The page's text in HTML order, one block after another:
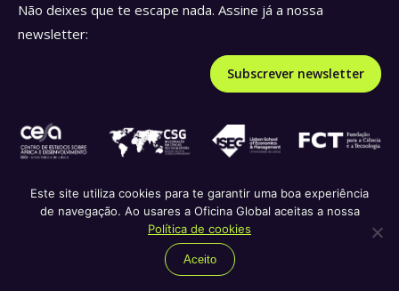
Não deixes que te escape nada. Assine já a nossa
newsletter:
Subscrever newsletter
Política de privacidade e termos de serviço
Política de cookies
© Oficina Global
Este site utiliza cookies para te garantir uma boa experiência
de navegação. Ao usares a Oficina Global aceitas a nossa
Política de cookies
Aceito